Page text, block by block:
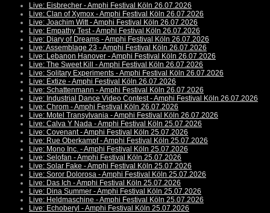
Live: Eisbrecher - Amphi Festival Köln 26.07.2026
Live: Clan of Xymox - Amphi Festival Köln 26.07.2026
Live: Joachim Witt - Amphi Festival Köln 26.07.2026
Live: Empathy Test - Amphi Festival Köln 26.07.2026
Live: Diary of Dreams - Amphi Festival Köln 26.07.2026
Live: Assemblage 23 - Amphi Festival Köln 26.07.2026
Live: Lebanon Hanover - Amphi Festival Köln 26.07.2026
Live: The Sweet Kill - Amphi Festival Köln 26.07.2026
Live: Solitary Experiments - Amphi Festival Köln 26.07.2026
Live: Extize - Amphi Festival Köln 26.07.2026
Live: Schattenmann - Amphi Festival Köln 26.07.2026
Live: Industrial Dance Video Contest - Amphi Festival Köln 26.07.2026
Live: Chrom - Amphi Festival Köln 26.07.2026
Live: Motel Transylvania - Amphi Festival Köln 26.07.2026
Live: Calva Y Nada - Amphi Festival Köln 25.07.2026
Live: Covenant - Amphi Festival Köln 25.07.2026
Live: Rue Oberkampf - Amphi Festival Köln 25.07.2026
Live: Mono Inc. - Amphi Festival Köln 25.07.2026
Live: Selofan - Amphi Festival Köln 25.07.2026
Live: Solar Fake - Amphi Festival Köln 25.07.2026
Live: Soror Dolorosa - Amphi Festival Köln 25.07.2026
Live: Das Ich - Amphi Festival Köln 25.07.2026
Live: Dina Summer - Amphi Festival Köln 25.07.2026
Live: Heldmaschine - Amphi Festival Köln 25.07.2026
Live: Echoberyl - Amphi Festival Köln 25.07.2026